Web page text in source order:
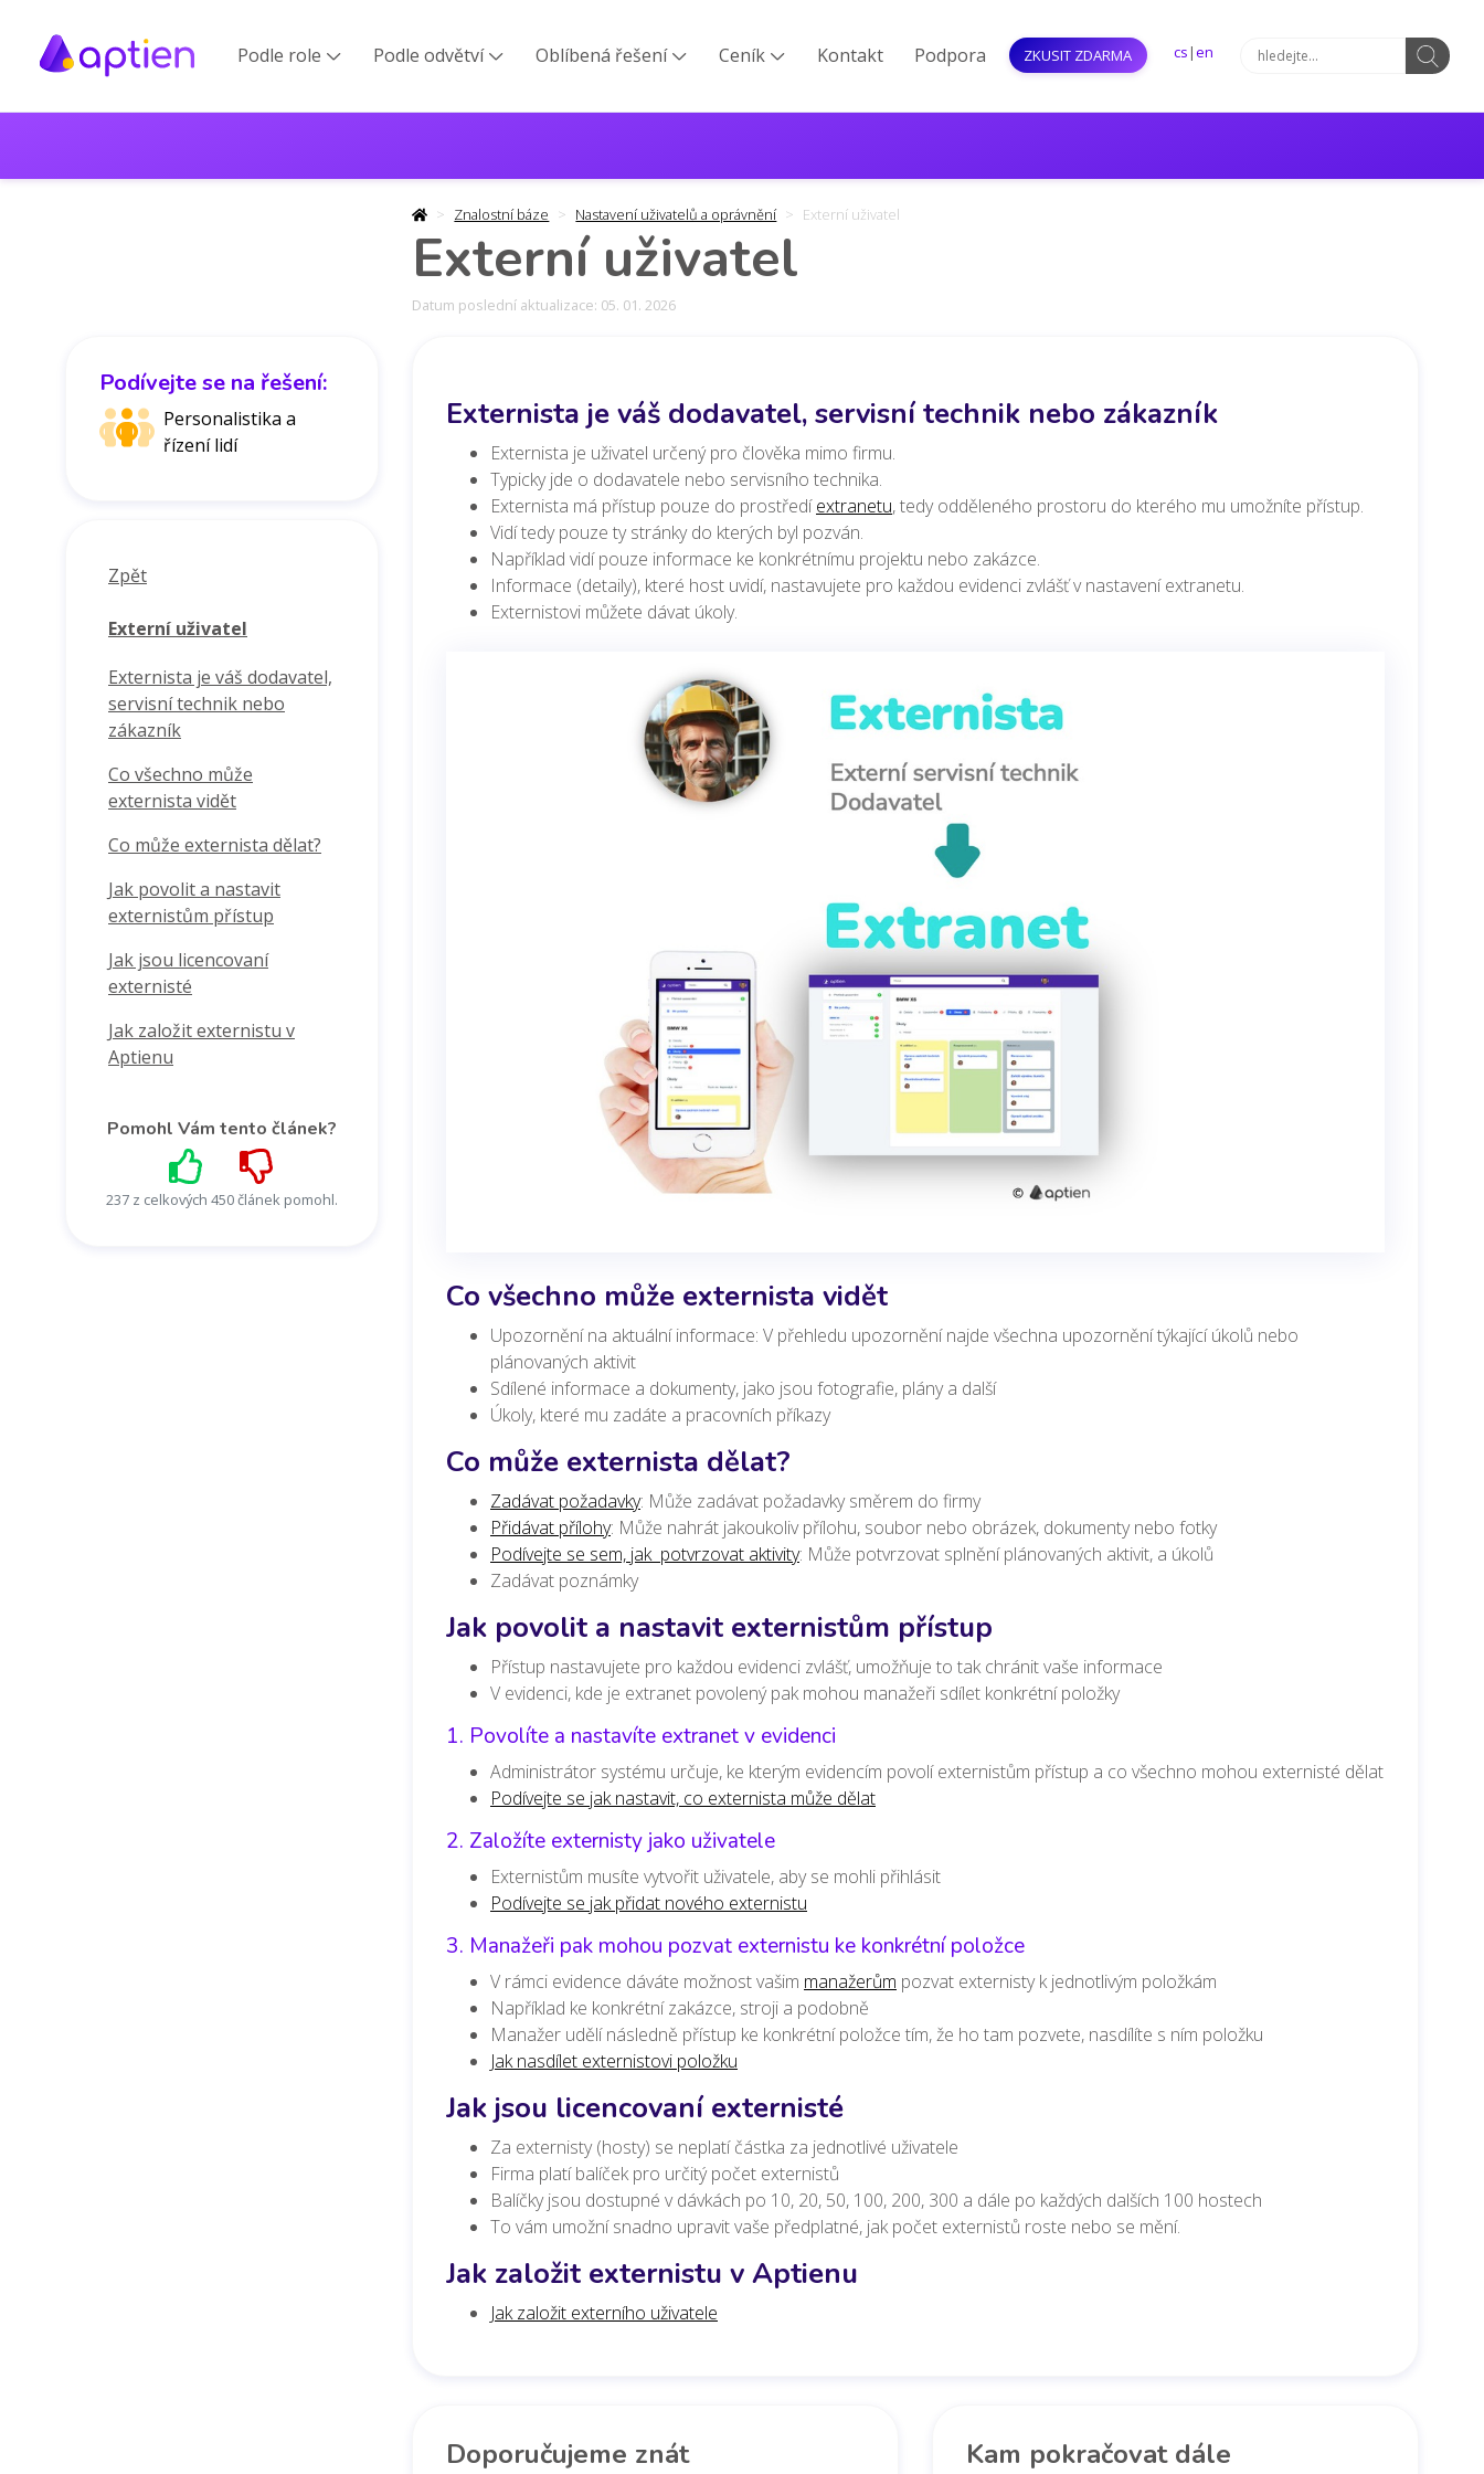
Podle role  Podle odvětví  Oblíbená řešení  Ceník  Kontakt Podpora ZKUSIT ZDARMA cs |en
Znalostní báze Nastavení uživatelů a oprávnění Externí uživatel
Externí uživatel
Datum poslední aktualizace: 05. 01. 2026
Podívejte se na řešení:
Personalistika a
řízení lidí
Zpět
Externí uživatel
Externista je váš dodavatel,
servisní technik nebo
zákazník
Co všechno může
externista vidět
Co může externista dělat?
Jak povolit a nastavit
externistům přístup
Jak jsou licencovaní
externisté
Jak založit externistu v
Aptienu
Pomohl Vám tento článek?
237 z celkových 450 článek pomohl.
Externista je váš dodavatel, servisní technik nebo zákazník
Externista je uživatel určený pro člověka mimo firmu.
Typicky jde o dodavatele nebo servisního technika.
Externista má přístup pouze do prostředíextranetu, tedy odděleného prostoru do kterého mu umožníte přístup.
Vidí tedy pouze ty stránky do kterých byl pozván.
Například vidí pouze informace ke konkrétnímu projektu nebo zakázce.
Informace (detaily), které host uvidí, nastavujete pro každou evidenci zvlášť v nastavení extranetu.
Externistovi můžete dávat úkoly.
Co všechno může externista vidět
Upozornění na aktuální informace: V přehledu upozornění najde všechna upozornění týkající úkolů nebo
plánovaných aktivit
Sdílené informace a dokumenty, jako jsou fotografie, plány a další
Úkoly, které mu zadáte a pracovních příkazy
Co může externista dělat?
Zadávat požadavky: Může zadávat požadavky směrem do firmy
Přidávat přílohy: Může nahrát jakoukoliv přílohu, soubor nebo obrázek, dokumenty nebo fotky
Podívejte se sem, jak potvrzovat aktivity: Může potvrzovat splnění plánovaných aktivit, a úkolů
Zadávat poznámky
Jak povolit a nastavit externistům přístup
Přístup nastavujete pro každou evidenci zvlášť, umožňuje to tak chránit vaše informace
V evidenci, kde je extranet povolený pak mohou manažeři sdílet konkrétní položky
1. Povolíte a nastavíte extranet v evidenci
Administrátor systému určuje, ke kterým evidencím povolí externistům přístup a co všechno mohou externisté dělat
Podívejte se jak nastavit, co externista může dělat
2. Založíte externisty jako uživatele
Externistům musíte vytvořit uživatele, aby se mohli přihlásit
Podívejte se jak přidat nového externistu
3. Manažeři pak mohou pozvat externistu ke konkrétní položce
V rámci evidence dáváte možnost vašim manažerům pozvat externisty k jednotlivým položkám
Například ke konkrétní zakázce, stroji a podobně
Manažer udělí následně přístup ke konkrétní položce tím, že ho tam pozvete, nasdílíte s ním položku
Jak nasdílet externistovi položku
Jak jsou licencovaní externisté
Za externisty (hosty) se neplatí částka za jednotlivé uživatele
Firma platí balíček pro určitý počet externistů
Balíčky jsou dostupné v dávkách po 10, 20, 50, 100, 200, 300 a dále po každých dalších 100 hostech
To vám umožní snadno upravit vaše předplatné, jak počet externistů roste nebo se mění.
Jak založit externistu v Aptienu
Jak založit externího uživatele
Doporučujeme znát Kam pokračovat dále